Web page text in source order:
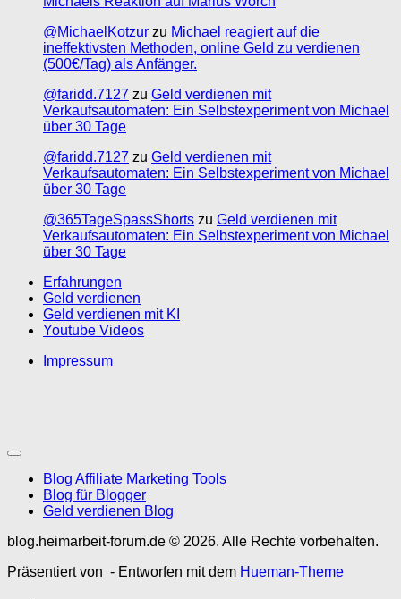
@MichaelKotzur zu Michael reagiert auf die
ineffektivsten Methoden, online Geld zu verdienen
(500€/Tag) als Anfänger.
@faridd.7127 zu Geld verdienen mit
Verkaufsautomaten: Ein Selbstexperiment von Michael
über 30 Tage
@faridd.7127 zu Geld verdienen mit
Verkaufsautomaten: Ein Selbstexperiment von Michael
über 30 Tage
@365TageSpassShorts zu Geld verdienen mit
Verkaufsautomaten: Ein Selbstexperiment von Michael
über 30 Tage
Erfahrungen
Geld verdienen
Geld verdienen mit KI
Youtube Videos
Impressum
Blog Affiliate Marketing Tools
Blog für Blogger
Geld verdienen Blog
blog.heimarbeit-forum.de © 2026. Alle Rechte vorbehalten.
Präsentiert von - Entworfen mit dem Hueman-Theme